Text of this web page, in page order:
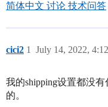
简体中文 讨论 技术问答
cici2 July 14, 2022,
1
我的shipping设置都没
的。